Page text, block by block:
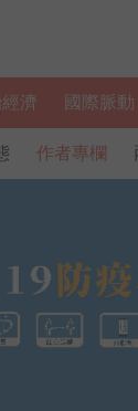
濟 國際脈動
作者專欄